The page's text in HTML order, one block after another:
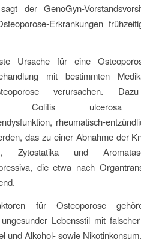
der GenoGyn-
Erkrankungen
Ursache für eine
mit bestimmten
verursachen.
wie Colitis
rheumatisch-
das zu einer Abnahme der
Zytostatika und
die etwa nach
für Osteoporose
Lebensstil mit
und Alkohol- sowie Nikotinkonsum.